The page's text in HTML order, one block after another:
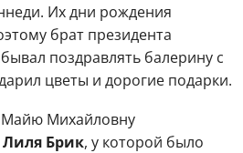
Их дни рождения
брат президента
поздравлять балерину с
цветы и дорогие подарки.
Михайловну
Лиля Брик, у которой было